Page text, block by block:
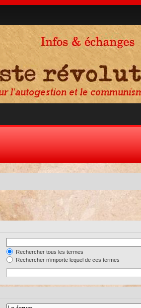
Rechercher tous les termes
Rechercher n’importe lequel de ces termes